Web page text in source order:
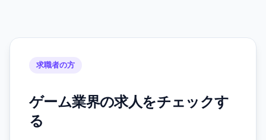
求職者の方
ゲーム業界の求人をチェックす
る